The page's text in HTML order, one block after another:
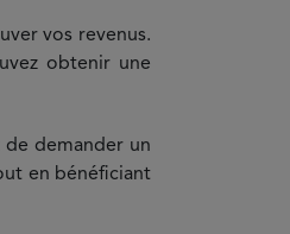
vos revenus.
obtenir une
demander un
en bénéficiant